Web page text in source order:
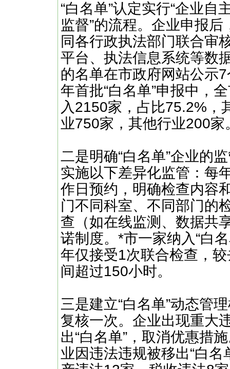
“白名单”认定实行“企业
监督”的流程。企业申报
同各行政执法部门联合审
平台、执法信息系统等数
的名单在市政府网站公示
年首批“白名单”申报中，
入2150家，占比75.2%，
业750家，其他行业200家
二是明确“白名单”企业的
实施以下差异化监管：每
作日预约，明确检查内容
门不同科室、不同部门的
查（如在线监测、数据共
诺制度。*市一家纳入“白
年仅接受1次联合检查，
间超过150小时。
三是建立“白名单”动态管
复核一次。企业出现重大
出“白名单”，取消优惠措
业因违法违规被移出“白